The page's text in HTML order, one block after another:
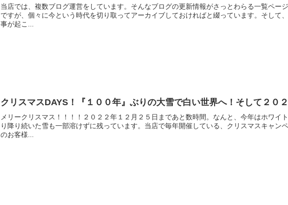
当店では、複数ブログ運営をしています。そんなブログの更新情報がさっとわらる一覧ペー
ですが、個々に今という時代を切り取ってアーカイブしておければと綴っています。そして
事が起こ...
クリスマスDAYS！『１００年』ぶりの大雪で白い世界へ！そして２０２
メリークリスマス！！！！２０２２年１２月２５日まであと数時間。なんと、今年はホワイ
り降り続いた雪も一部溶けずに残っています。当店で毎年開催している、クリスマスキャン
のお客様...